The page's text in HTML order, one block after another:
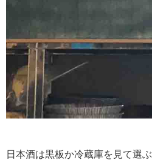
日本酒は黒板か冷蔵庫を見て選